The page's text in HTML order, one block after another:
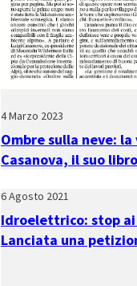
4 Marzo 2023
Ombre sulla neve:
Casanova, il suo libro
6 Agosto 2021
Idroelettrico: stop
Lanciata una